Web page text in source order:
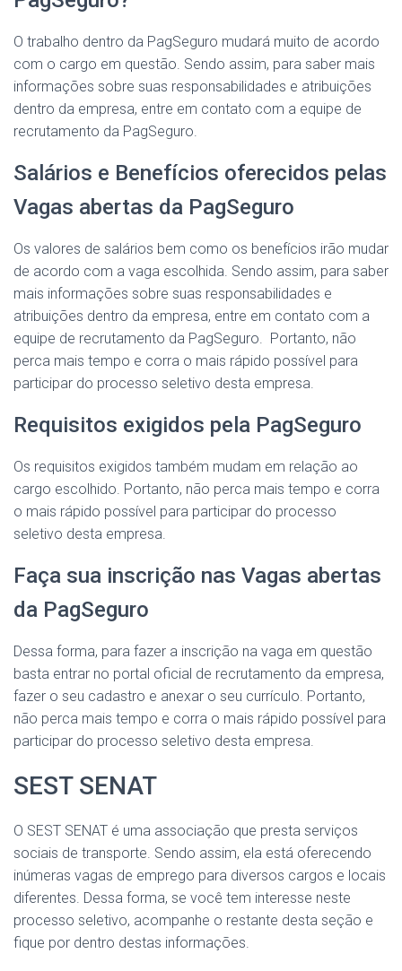
O trabalho dentro da PagSeguro mudará muito de acordo
com o cargo em questão. Sendo assim, para saber mais
informações sobre suas responsabilidades e atribuições
dentro da empresa, entre em contato com a equipe de
recrutamento da PagSeguro.
Salários e Benefícios oferecidos pelas
Vagas abertas da PagSeguro
Os valores de salários bem como os benefícios irão mudar
de acordo com a vaga escolhida. Sendo assim, para saber
mais informações sobre suas responsabilidades e
atribuições dentro da empresa, entre em contato com a
equipe de recrutamento da PagSeguro. Portanto, não
perca mais tempo e corra o mais rápido possível para
participar do processo seletivo desta empresa.
Requisitos exigidos pela PagSeguro
Os requisitos exigidos também mudam em relação ao
cargo escolhido. Portanto, não perca mais tempo e corra
o mais rápido possível para participar do processo
seletivo desta empresa.
Faça sua inscrição nas Vagas abertas
da PagSeguro
Dessa forma, para fazer a inscrição na vaga em questão
basta entrar no portal oficial de recrutamento da empresa,
fazer o seu cadastro e anexar o seu currículo. Portanto,
não perca mais tempo e corra o mais rápido possível para
participar do processo seletivo desta empresa.
SEST SENAT
O SEST SENAT é uma associação que presta serviços
sociais de transporte. Sendo assim, ela está oferecendo
inúmeras vagas de emprego para diversos cargos e locais
diferentes. Dessa forma, se você tem interesse neste
processo seletivo, acompanhe o restante desta seção e
fique por dentro destas informações.